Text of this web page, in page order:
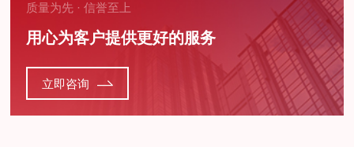
质量为先 · 信誉至上
用心为客户提供更好的服务
立即咨询